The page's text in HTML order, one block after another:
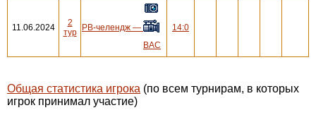
11.06.2024
2
тур
РВ-челендж —
ВАС
14:0
Общая статистика игрока (по всем турнирам, в которых
игрок принимал участие)